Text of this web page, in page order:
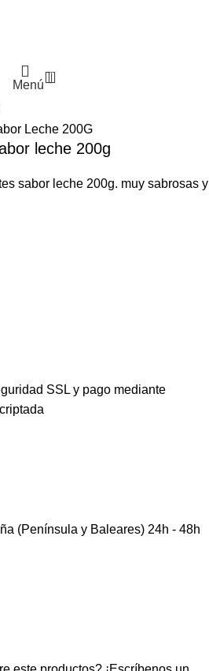
Menú
0
leche 200g
sabor leche 200g. muy sabrosas y
SSL y pago mediante
(Península y Baleares) 24h - 48h